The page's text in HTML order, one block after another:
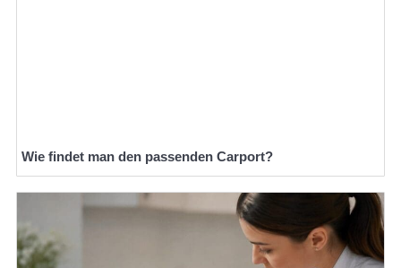
Wie findet man den passenden Carport?